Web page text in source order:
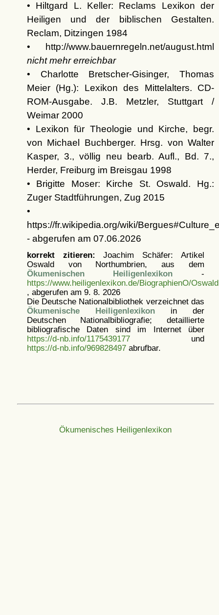
• Hiltgard L. Keller: Reclams Lexikon der
Heiligen und der biblischen Gestalten.
Reclam, Ditzingen 1984
• http://www.bauernregeln.net/august.html
nicht mehr erreichbar
• Charlotte Bretscher-Gisinger, Thomas
Meier (Hg.): Lexikon des Mittelalters. CD-
ROM-Ausgabe. J.B. Metzler, Stuttgart /
Weimar 2000
• Lexikon für Theologie und Kirche, begr.
von Michael Buchberger. Hrsg. von Walter
Kasper, 3., völlig neu bearb. Aufl., Bd. 7.,
Herder, Freiburg im Breisgau 1998
• Brigitte Moser: Kirche St. Oswald. Hg.:
Zuger Stadtführungen, Zug 2015
•
https://fr.wikipedia.org/wiki/
- abgerufen am 07.06.2026
korrekt zitieren: Joachim Schäfer: Artikel
Oswald von Northumbrien, aus dem
Ökumenischen Heiligenlexikon -
https://www.heiligenlexikon.de/BiographienO/
, abgerufen am 9. 8. 2026
Die Deutsche Nationalbibliothek verzeichnet das
Ökumenische Heiligenlexikonin der
Deutschen Nationalbibliografie; detaillierte
bibliografische Daten sind im Internet über
https://d-nb.info/1175439177und
https://d-nb.info/969828497abrufbar.
Ökumenisches Heiligenlexikon